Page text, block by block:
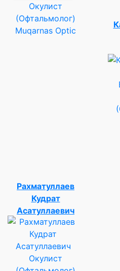
Окулист
(Офтальмолог)
Muqarnas Optic
Рахматуллаев
Кудрат
Асатуллаевич
Окулист